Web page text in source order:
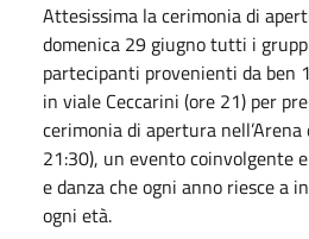
Attesissima la cerimonia di
domenica 29 giugno tutti i
partecipanti provenienti da ben
in viale Ceccarini (ore 21) per
cerimonia di apertura nell’Arena
21:30), un evento coinvolgente
e danza che ogni anno riesce a
ogni età.